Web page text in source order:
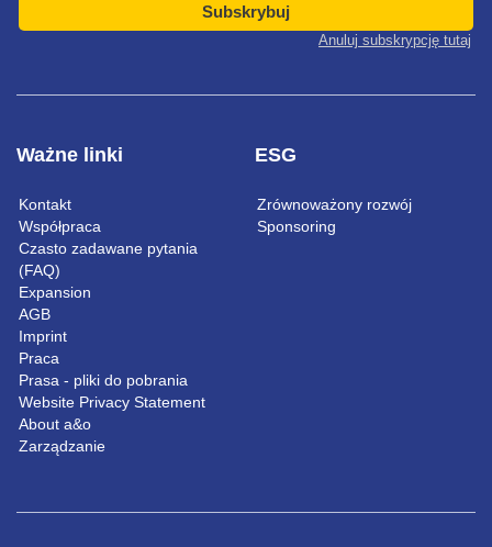
Ważne linki
Kontakt
Współpraca
Czasto zadawane pytania
(FAQ)
Expansion
AGB
Imprint
Praca
Prasa - pliki do pobrania
Website Privacy Statement
About a&o
Zarządzanie
ESG
Zrównoważony rozwój
Sponsoring
Subskrybuj
Anuluj subskrypcję tutaj